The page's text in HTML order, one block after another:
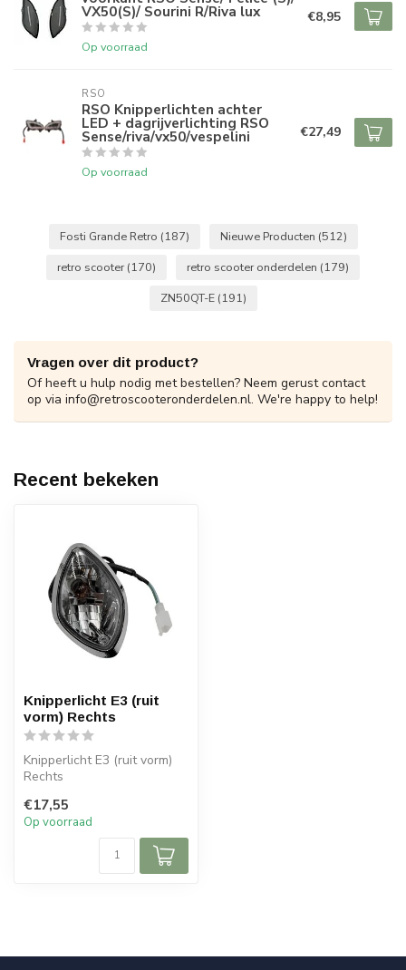
VX50(S)/ Sourini R/Riva lux
Op voorraad
€8,95
RSO
RSO Knipperlichten achter
LED + dagrijverlichting RSO
Sense/riva/vx50/vespelini
Op voorraad
€27,49
Fosti Grande Retro (187) Nieuwe Producten (512)
retro scooter (170) retro scooter onderdelen (179)
ZN50QT-E (191)
Vragen over dit product?
Of heeft u hulp nodig met bestellen? Neem gerust contact
op via info@retroscooteronderdelen.nl. We're happy to help!
Recent bekeken
Knipperlicht E3 (ruit
vorm) Rechts
Knipperlicht E3 (ruit vorm)
Rechts
€17,55
Op voorraad